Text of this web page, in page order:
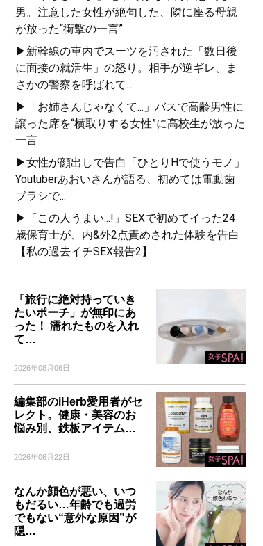
男。注意した女性が絶句した、隣に座る母親
が放った“衝撃の一言”
▶新幹線の車内でスーツを汚された「数日後
に面接の就活生」の怒り。相手が逆ギレ、ま
さかの警察を呼ばれて...
▶「お姉さんじゃなくて...」バスで高齢男性に
譲った席を“横取りする女性”に高校生が放った
一言
▶女性が顔出しで告白「ひとりHで使うモノ」
Youtuberあおいさんが語る、初めては電動歯
ブラシで...
▶「この人うまい...!」SEXで初めてイった24
歳保育士が、内&外2点責めされた体験を告白
【私の過去イチSEX報告2】
「旅行に絶対持っていき
たいポーチ」が無印にあ
った！ 濡れたものを入れ
て…
2026年08月06日
編集部のiHerb愛用者がセ
レクト。健康・美容のお
悩み別、鉄板アイテム…
2026年06月22日
なんか顔色が悪い、いつ
もだるい…年齢でも過労
でもない“意外な原因”が
隠…